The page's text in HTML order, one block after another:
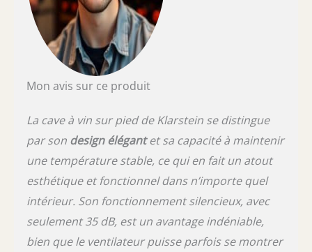
à vin est idéale pour conserver le vin chez
vous, mais aussi dans les bars et restaurants
et partout où les amateurs de vin se
rencontrent.
Mon avis sur ce produit
La cave à vin sur pied de Klarstein se distingue
par son design élégantet sa capacité à maintenir
une température stable, ce qui en fait un atout
esthétique et fonctionnel dans n’importe quel
intérieur. Son fonctionnement silencieux, avec
seulement 35 dB, est un avantage indéniable,
bien que le ventilateur puisse parfois se montrer